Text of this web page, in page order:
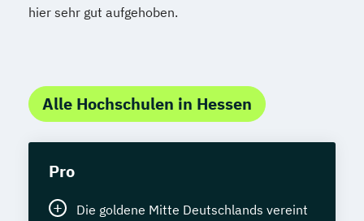
hier sehr gut aufgehoben.
Alle Hochschulen in Hessen
Pro
Die goldene Mitte Deutschlands vereint